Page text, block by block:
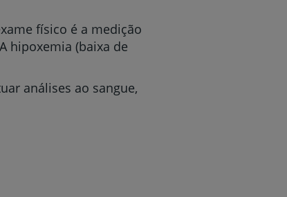
físico é a medição
hipoxemia (baixa de
análises ao sangue,